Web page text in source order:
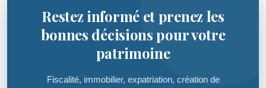
Restez informé et prenez les
bonnes décisions pour votre
patrimoine
Fiscalité, immobilier, expatriation, création de